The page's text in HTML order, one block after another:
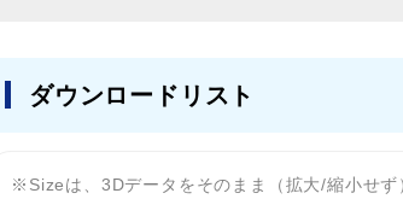
ダウンロードリスト
Sizeは、3Dデータをそのまま（拡大/縮小せず